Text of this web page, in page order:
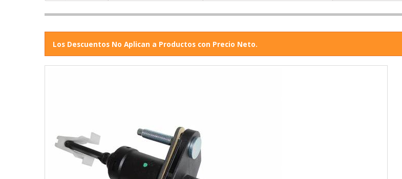
Los Descuentos No Aplican a Productos con Precio Neto.